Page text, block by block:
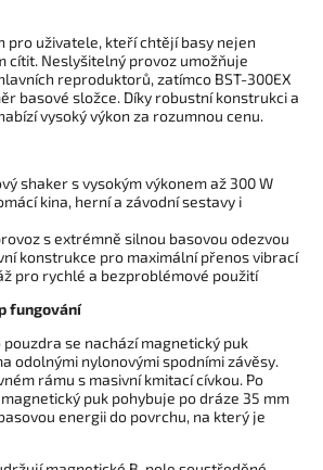
pro uživatele, kteří chtějí basy nejen
cítit. Neslyšitelný provoz umožňuje
reproduktorů, zatímco BST-300EX
basové složce. Díky robustní konstrukci a
vysoký výkon za rozumnou cenu.
shaker s vysokým výkonem až 300 W
kina, herní a závodní sestavy i
s extrémně silnou basovou odezvou
konstrukce pro maximální přenos vibrací
pro rychlé a bezproblémové použití
fungování
se nachází magnetický puk
odolnými nylonovými spodními závěsy.
rámu s masivní kmitací cívkou. Po
puk pohybuje po dráze 35 mm
energii do povrchu, na který je